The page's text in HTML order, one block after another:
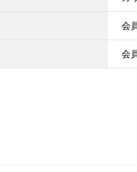
会
会